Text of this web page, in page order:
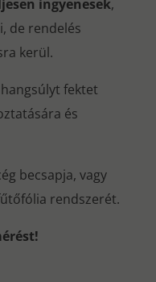
ingyenesek,
de rendelés
kerül.
fektet
és
becsapja, vagy
rendszerét.